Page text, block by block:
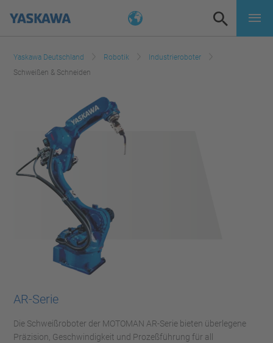
Yaskawa Deutschland Robotik
Industrieroboter
Schweißen & Schneiden
AR-Serie
Die Schweißroboter der MOTOMAN AR-Serie bieten überlegene
Präzision, Geschwindigkeit und Prozeßführung für all